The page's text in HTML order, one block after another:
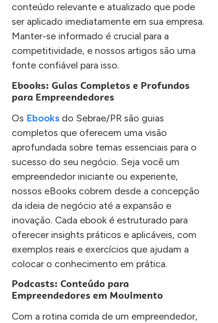
conteúdo relevante e atualizado que pode
ser aplicado imediatamente em sua empresa.
Manter-se informado é crucial para a
competitividade, e nossos artigos são uma
fonte confiável para isso.
Ebooks: Guias Completos e Profundos
para Empreendedores
Os Ebooks do Sebrae/PR são guias
completos que oferecem uma visão
aprofundada sobre temas essenciais para o
sucesso do seu negócio. Seja você um
empreendedor iniciante ou experiente,
nossos eBooks cobrem desde a concepção
da ideia de negócio até a expansão e
inovação. Cada ebook é estruturado para
oferecer insights práticos e aplicáveis, com
exemplos reais e exercícios que ajudam a
colocar o conhecimento em prática.
Podcasts: Conteúdo para
Empreendedores em Movimento
Com a rotina corrida de um empreendedor,